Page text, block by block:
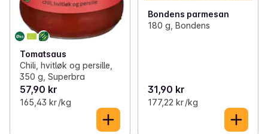
Tomatsaus
Chili, hvitløk og persille,
350 g, Superbra
57,90 kr
165,43 kr /kg
Bondens parmesan
180 g, Bondens
31,90 kr
177,22 kr /kg